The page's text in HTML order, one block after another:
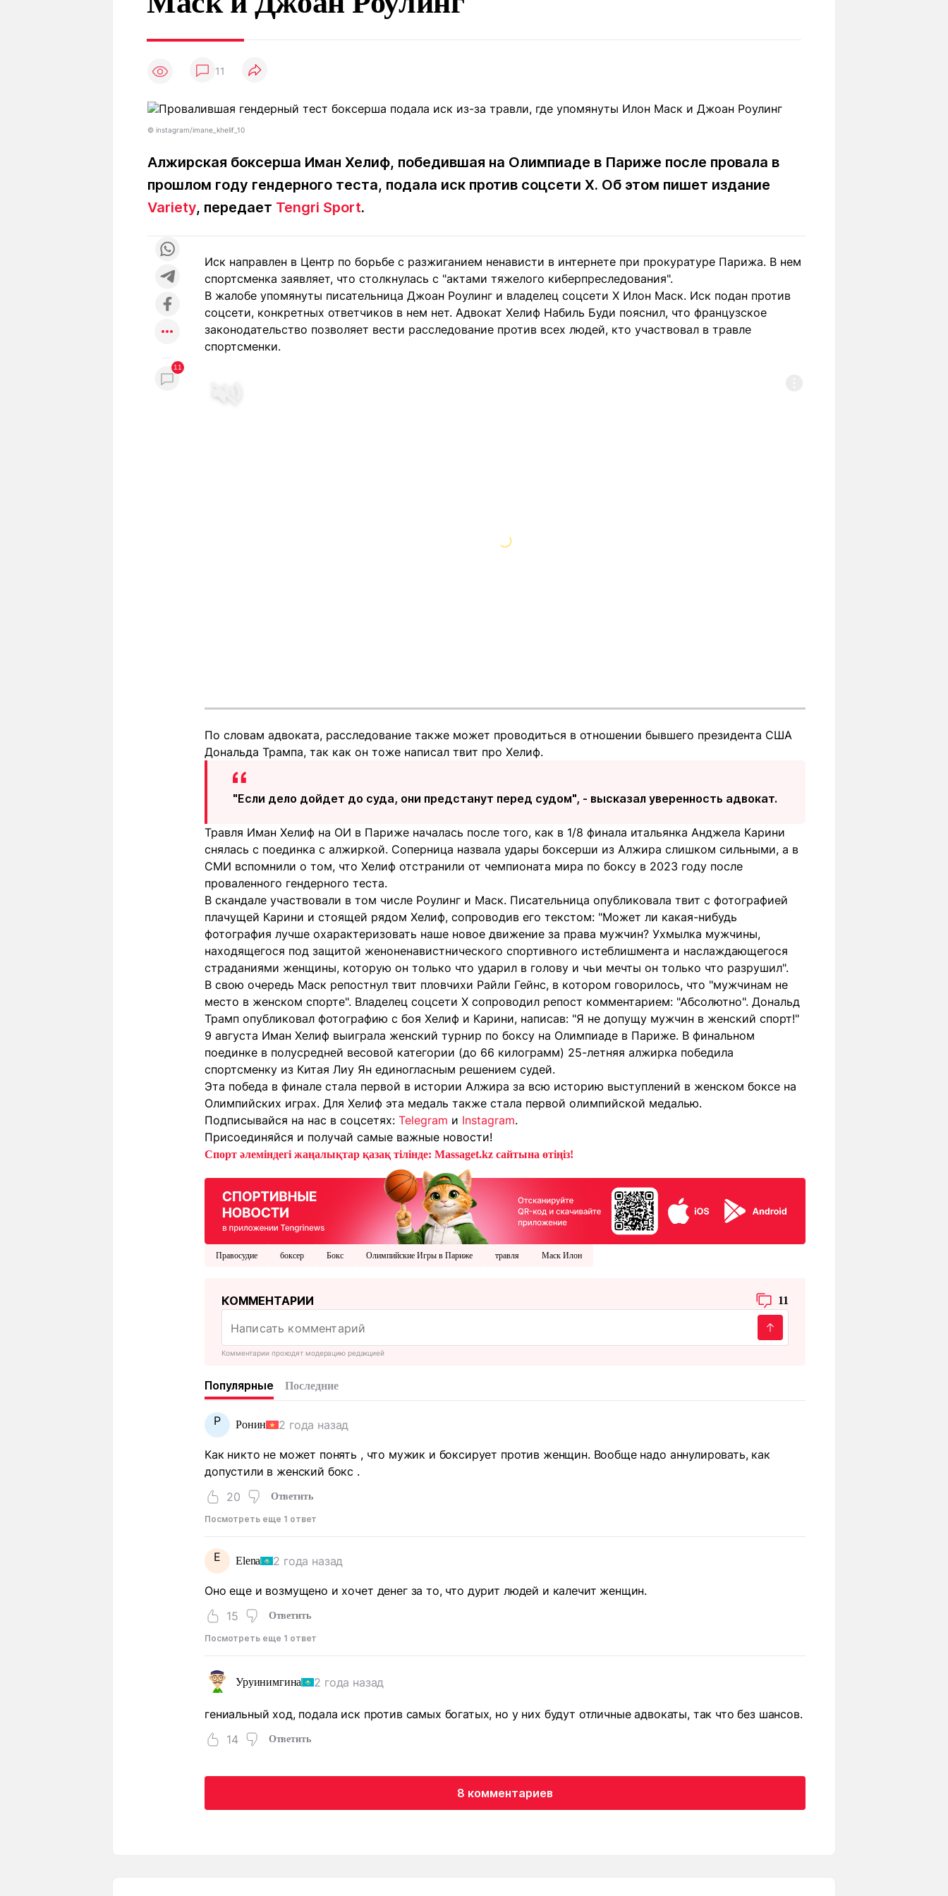
Статьи
Рейтинги
Выгодно
Гороскопы
Вокруг спорта
Статьи
О проекте Контакты редакции Вакансии Реклама Пресс-центр Светлая тема
+7 (777) 001 44 99
11
©️ instagram/imane_khelif_10
Алжирская боксерша Иман Хелиф, победившая на Олимпиаде в Париже после провала в
прошлом году гендерного теста, подала иск против соцсети X. Об этом пишет издание
Variety, передает Tengri Sport.
11
Иск направлен в Центр по борьбе с разжиганием ненависти в интернете при прокуратуре Парижа. В нем
спортсменка заявляет, что столкнулась с "актами тяжелого киберпреследования".
В жалобе упомянуты писательница Джоан Роулинг и владелец соцсети X Илон Маск. Иск подан против
соцсети, конкретных ответчиков в нем нет. Адвокат Хелиф Набиль Буди пояснил, что французское
законодательство позволяет вести расследование против всех людей, кто участвовал в травле
спортсменки.
По словам адвоката, расследование также может проводиться в отношении бывшего президента США
Дональда Трампа, так как он тоже написал твит про Хелиф.
"Если дело дойдет до суда, они предстанут перед судом", - высказал уверенность адвокат.
Травля Иман Хелиф на ОИ в Париже началась после того, как в 1/8 финала итальянка Анджела Карини
снялась с поединка с алжиркой. Соперница назвала удары боксерши из Алжира слишком сильными, а в
СМИ вспомнили о том, что Хелиф отстранили от чемпионата мира по боксу в 2023 году после
проваленного гендерного теста.
В скандале участвовали в том числе Роулинг и Маск. Писательница опубликовала твит с фотографией
плачущей Карини и стоящей рядом Хелиф, сопроводив его текстом: "Может ли какая-нибудь
фотография лучше охарактеризовать наше новое движение за права мужчин? Ухмылка мужчины,
находящегося под защитой женоненавистнического спортивного истеблишмента и наслаждающегося
страданиями женщины, которую он только что ударил в голову и чьи мечты он только что разрушил".
В свою очередь Маск репостнул твит пловчихи Райли Гейнс, в котором говорилось, что "мужчинам не
место в женском спорте". Владелец соцсети X сопроводил репост комментарием: "Абсолютно". Дональд
Трамп опубликовал фотографию с боя Хелиф и Карини, написав: "Я не допущу мужчин в женский спорт!"
9 августа Иман Хелиф выиграла женский турнир по боксу на Олимпиаде в Париже. В финальном
поединке в полусредней весовой категории (до 66 килограмм) 25-летняя алжирка победила
спортсменку из Китая Лиу Ян единогласным решением судей.
Эта победа в финале стала первой в истории Алжира за всю историю выступлений в женском боксе на
Олимпийских играх. Для Хелиф эта медаль также стала первой олимпийской медалью.
Подписывайся на нас в соцсетях: Telegram и Instagram.
Присоединяйся и получай самые важные новости!
Спорт әлеміндегі жаңалықтар қазақ тілінде: Massaget.kz сайтына өтіңіз!
Правосудие боксер Бокс Олимпийские Игры в Париже травля Маск Илон
КОММЕНТАРИИ 11
Комментарии проходят модерацию редакцией
Популярные Последние
Р Ронин 2 года назад
Как никто не может понять , что мужик и боксирует против женщин. Вообще надо аннулировать, как
допустили в женский бокс .
20
Ответить
Посмотреть еще 1 ответ
E Elena 2 года назад
Оно еще и возмущено и хочет денег за то, что дурит людей и калечит женщин.
15
Ответить
Посмотреть еще 1 ответ
Уруинимгина 2 года назад
гениальный ход, подала иск против самых богатых, но у них будут отличные адвокаты, так что без шансов.
14
Ответить
8 комментариев